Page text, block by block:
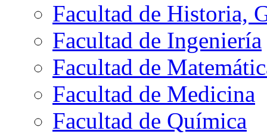
Facultad de Historia,
Facultad de Ingeniería
Facultad de
Facultad de Medicina
Facultad de Química